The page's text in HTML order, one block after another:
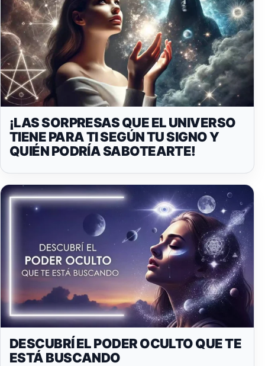
¡LAS SORPRESAS QUE EL UNIVERSO
TIENE PARA TI SEGÚN TU SIGNO Y
QUIÉN PODRÍA SABOTEARTE!
DESCUBRÍ EL PODER OCULTO QUE TE
ESTÁ BUSCANDO